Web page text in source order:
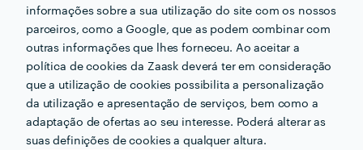
informações sobre a sua utilização do site com os nossos
parceiros, como a Google, que as podem combinar com
outras informações que lhes forneceu. Ao aceitar a
política de cookies da Zaask deverá ter em consideração
que a utilização de cookies possibilita a personalização
da utilização e apresentação de serviços, bem como a
adaptação de ofertas ao seu interesse. Poderá alterar as
suas definições de cookies a qualquer altura.
Procura Animação de
Festas para o seu próximo
projecto?